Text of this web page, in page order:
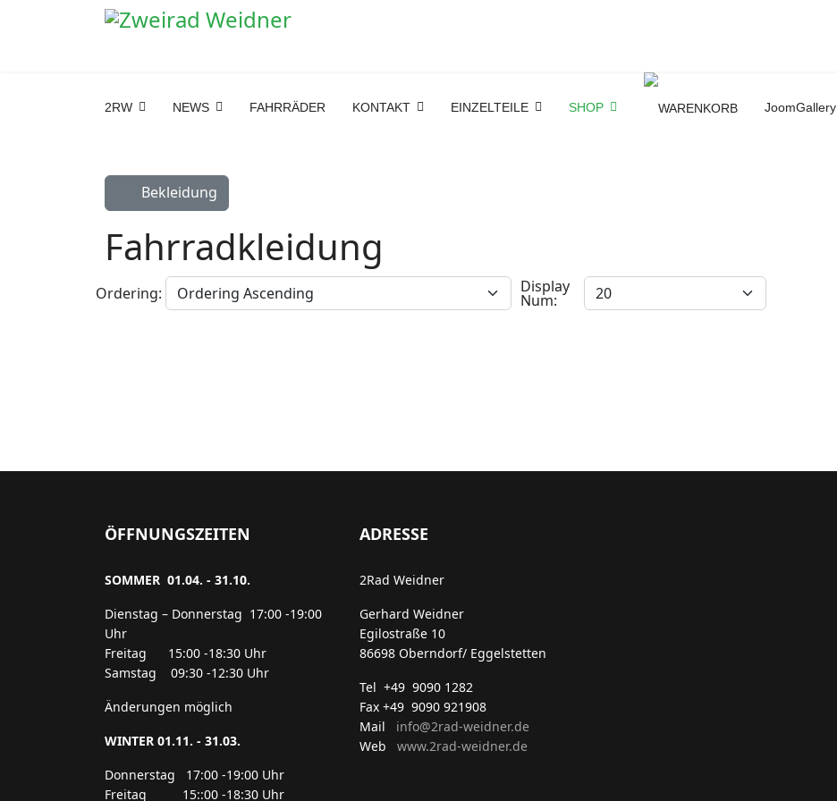
2RW NEWS FAHRRÄDER KONTAKT EINZELTEILE SHOP JoomGallery
Bekleidung
Fahrradkleidung
Ordering: Display
Num:
ÖFFNUNGSZEITEN
SOMMER 01.04. - 31.10.
Dienstag – Donnerstag 17:00 -19:00
Uhr
Freitag 15:00 -18:30 Uhr
Samstag 09:30 -12:30 Uhr
Änderungen möglich
WINTER 01.11. - 31.03.
Donnerstag 17:00 -19:00 Uhr
Freitag 15::00 -18:30 Uhr
ADRESSE
2Rad Weidner
Gerhard Weidner
Egilostraße 10
86698 Oberndorf/ Eggelstetten
Tel +49 9090 1282
Fax +49 9090 921908
Mail info@2rad-weidner.de
Web
www.2rad-weidner.de